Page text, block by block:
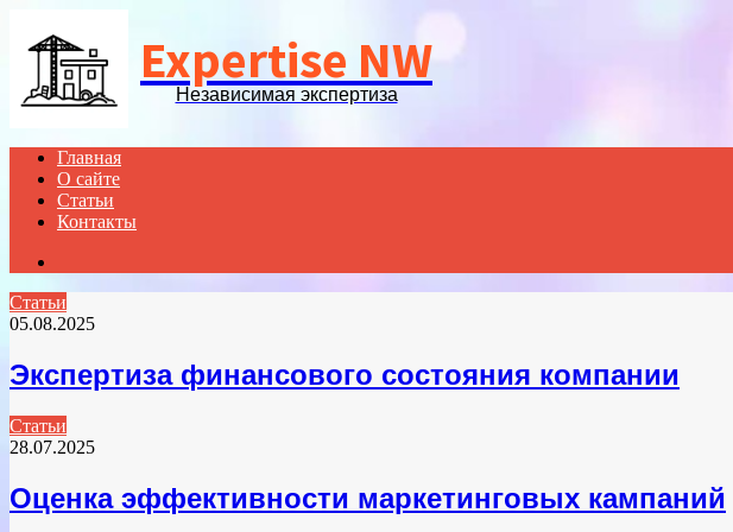
Expertise NW
Независимая экспертиза
Главная
О сайте
Статьи
Контакты
Статьи
05.08.2025
Экспертиза финансового состояния компании
Статьи
28.07.2025
Оценка эффективности маркетинговых кампаний